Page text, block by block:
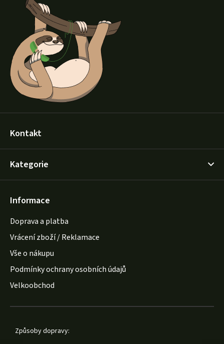
Kontakt
Kategorie
Informace
Doprava a platba
Vrácení zboží / Reklamace
Vše o nákupu
Podmínky ochrany osobních údajů
Velkoobchod
Způsoby dopravy: